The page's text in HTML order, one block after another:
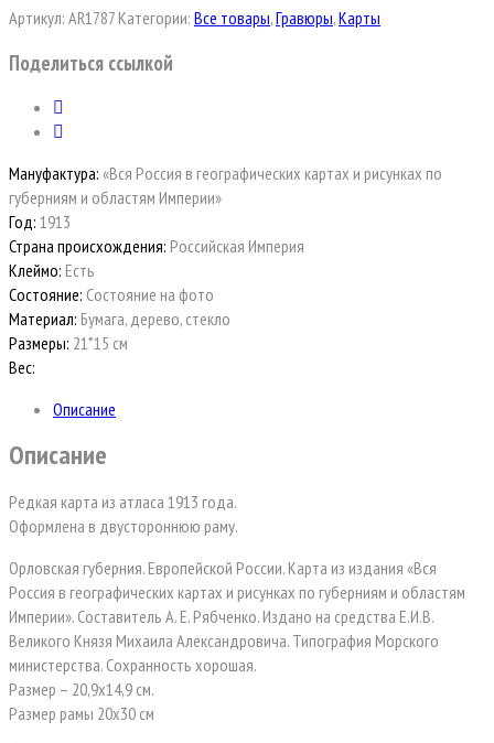
Артикул: AR1787 Категории: Все товары,Гравюры,Карты
Поделиться ссылкой
Мануфактура: «Вся Россия в географических картах и рисунках по
губерниям и областям Империи»
Год: 1913
Страна происхождения: Российская Империя
Клеймо: Есть
Состояние: Состояние на фото
Материал: Бумага, дерево, стекло
Размеры: 21*15 см
Вес:
Описание
Описание
Редкая карта из атласа 1913 года.
Оформлена в двустороннюю раму.
Орловская губерния. Европейской России. Карта из издания «Вся
Россия в географических картах и рисунках по губерниям и областям
Империи». Составитель А. Е. Рябченко. Издано на средства Е.И.В.
Великого Князя Михаила Александровича. Типография Морского
министерства. Сохранность хорошая.
Размер – 20,9х14,9 см.
Размер рамы 20х30 см